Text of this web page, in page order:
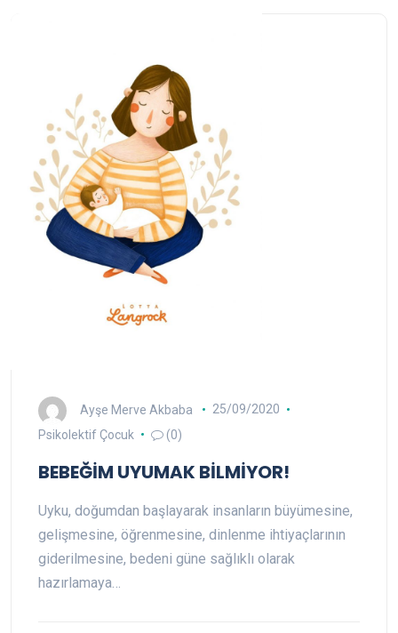
Ayşe Merve Akbaba
25/09/2020
Psikolektif Çocuk
(0)
BEBEĞİM UYUMAK BİLMİYOR!
Uyku, doğumdan başlayarak insanların büyümesine,
gelişmesine, öğrenmesine, dinlenme ihtiyaçlarının
giderilmesine, bedeni güne sağlıklı olarak
hazırlamaya…